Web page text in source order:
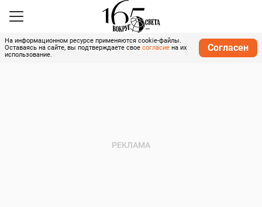
На информационном ресурсе применяются cookie-файлы.
Оставаясь на сайте, вы подтверждаете свое согласие на их
использование.
Согласен